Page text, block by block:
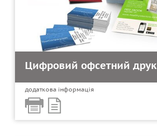
Цифровий офсетний друк
додаткова інформація